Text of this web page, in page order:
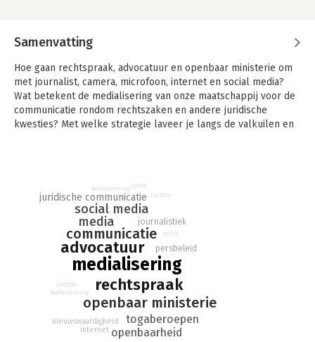
Samenvatting
Hoe gaan rechtspraak, advocatuur en openbaar ministerie om
met journalist, camera, microfoon, internet en social media?
Wat betekent de medialisering van onze maatschappij voor de
communicatie rondom rechtszaken en andere juridische
kwesties? Met welke strategie laveer je langs de valkuilen en
medialisering
rechtspraak
advocatuur
communicatie
openbaar ministerie
media
social media
togaberoepen
openbaarheid
juridische communicatie
journalistiek
persbeleid
internet
nieuwswaardigheid
beeldvorming
recht
justitie
beeldvorming recht
justitie